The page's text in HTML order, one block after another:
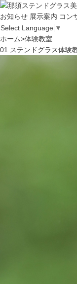
お知らせ 展示案内 コン
Select Language ▼
ホーム>体験教室
01 ステンドグラス体験